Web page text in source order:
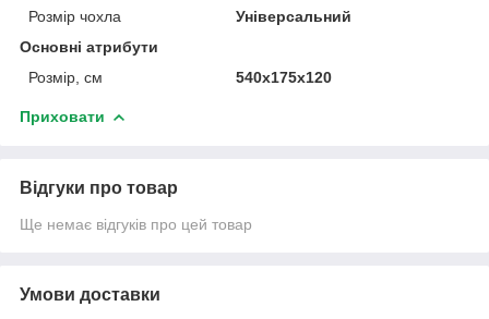
Розмір чохла
Універсальний
Основні атрибути
Розмір, см
540х175х120
Приховати
Відгуки про товар
Ще немає відгуків про цей товар
Умови доставки